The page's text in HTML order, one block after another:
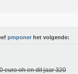
pmponer het volgende:
euro oh en dit jaar 320